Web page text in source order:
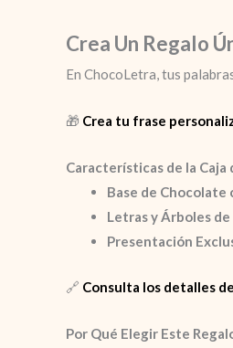
Crea Un Regalo
En ChocoLetra, tus
🎁 Crea tu frase
Características de la Caja
Base de Chocolate
Letras y Árboles
Presentación
🔗 Consulta los detalles
Por Qué Elegir Este